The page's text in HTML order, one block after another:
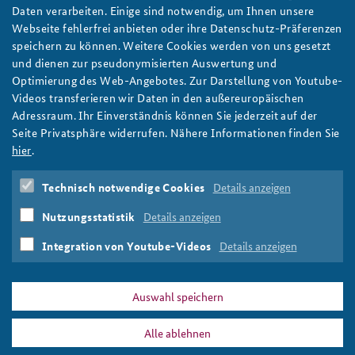
2026 für die deutsche Krisenvorsorge bedeutet
Der Berliner Blackout Anfang 2026 verdeutlicht dringenden
Handlungsbedarf für Resilienz und Krisenvorsorge in
Deutschland, schreibt ein Autorenteam des IFSH. Foto:
THW/Viktoria Pfeiffer
weiter
Arbeitspapier ,KRITIS,Kritische Infrastruktur,Berlin,
Energieversorgung,KRITIS-Dachgesetz,Krisenvorsorge,
Notstrom,Resilienz,Kommunen Katastrophenschutz
Bevölkerungsschutz
,Zivilschutz,
Sabotage, Desinformation,Cyberangriffe
Zivilgesellschcaft,Solidarität,Handlungsbedarf
DATA PRIVACY IMPRINT
Daten verarbeiten. Einige sind notwendig, um Ihnen unsere
Webseite fehlerfrei anbieten oder ihre Datenschutz-Präferenzen
speichern zu können. Weitere Cookies werden von uns gesetzt
und dienen zur pseudonymisierten Auswertung und
Optimierung des Web-Angebotes. Zur Darstellung von Youtube-
Videos transferieren wir Daten in den außereuropäischen
Adressraum. Ihr Einverständnis können Sie jederzeit auf der
Seite Privatsphäre widerrufen. Nähere Informationen finden Sie
hier.
Technisch notwendige Cookies Details anzeigen
Nutzungsstatistik Details anzeigen
Integration von Youtube-Videos Details anzeigen
Auswahl speichern
Alle ablehnen